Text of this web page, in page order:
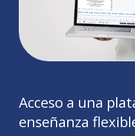
Acceso a una
enseñanza